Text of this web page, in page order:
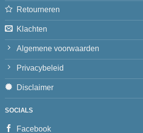
Retourneren
Klachten
Algemene voorwaarden
Privacybeleid
Disclaimer
SOCIALS
Facebook